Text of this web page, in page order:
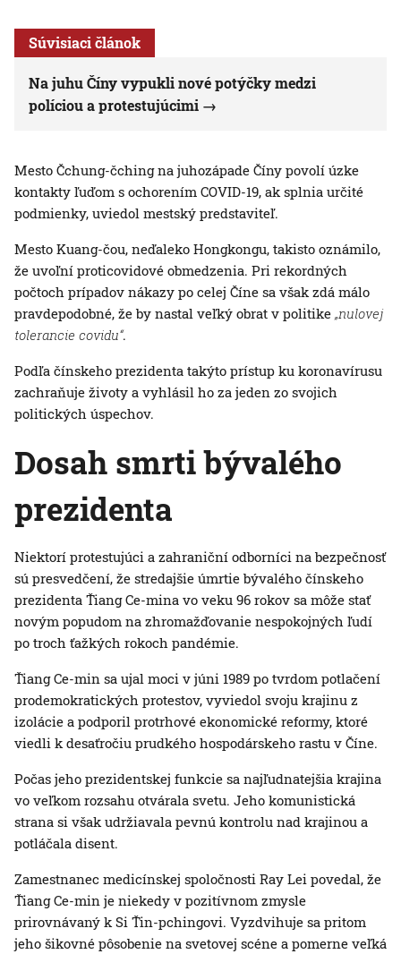
Súvisiaci článok
Na juhu Číny vypukli nové potýčky medzi
políciou a protestujúcimi
Mesto Čchung-čching na juhozápade Číny povolí úzke
kontakty ľuďom s ochorením COVID-19, ak splnia určité
podmienky, uviedol mestský predstaviteľ.
Mesto Kuang-čou, neďaleko Hongkongu, takisto oznámilo,
že uvoľní proticovidové obmedzenia. Pri rekordných
počtoch prípadov nákazy po celej Číne sa však zdá málo
pravdepodobné, že by nastal veľký obrat v politike „nulovej
tolerancie covidu“.
Podľa čínskeho prezidenta takýto prístup ku koronavírusu
zachraňuje životy a vyhlásil ho za jeden zo svojich
politických úspechov.
Dosah smrti bývalého
prezidenta
Niektorí protestujúci a zahraniční odborníci na bezpečnosť
sú presvedčení, že stredajšie úmrtie bývalého čínskeho
prezidenta Ťiang Ce-mina vo veku 96 rokov sa môže stať
novým popudom na zhromažďovanie nespokojných ľudí
po troch ťažkých rokoch pandémie.
Ťiang Ce-min sa ujal moci v júni 1989 po tvrdom potlačení
prodemokratických protestov, vyviedol svoju krajinu z
izolácie a podporil protrhové ekonomické reformy, ktoré
viedli k desaťročiu prudkého hospodárskeho rastu v Číne.
Počas jeho prezidentskej funkcie sa najľudnatejšia krajina
vo veľkom rozsahu otvárala svetu. Jeho komunistická
strana si však udržiavala pevnú kontrolu nad krajinou a
potláčala disent.
Zamestnanec medicínskej spoločnosti Ray Lei povedal, že
Ťiang Ce-min je niekedy v pozitívnom zmysle
prirovnávaný k Si Ťin-pchingovi. Vyzdvihuje sa pritom
jeho šikovné pôsobenie na svetovej scéne a pomerne veľká